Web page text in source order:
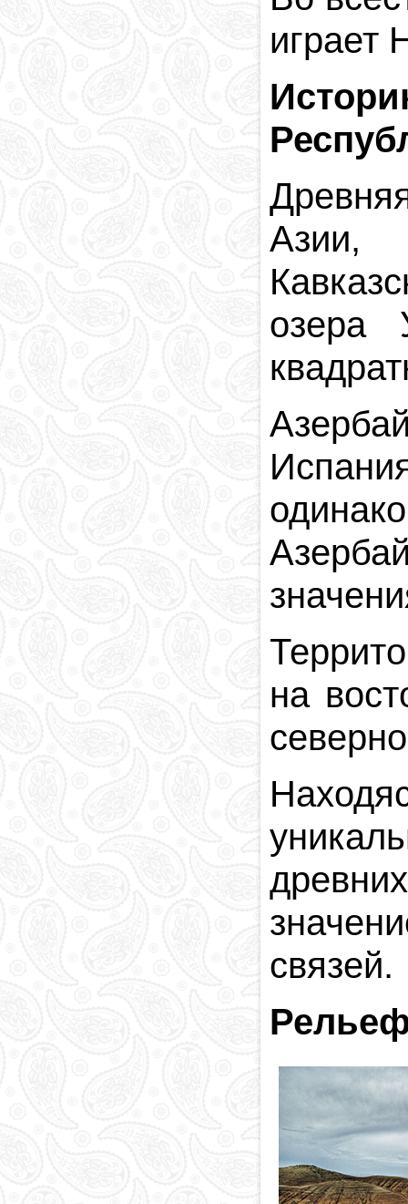
играет
Азии,
озера
на
связей.